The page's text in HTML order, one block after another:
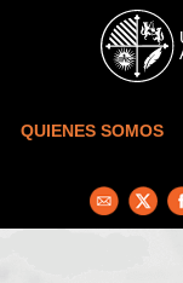
Skip to main content
QUIENES SOMOS